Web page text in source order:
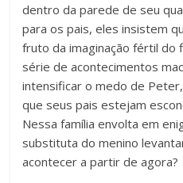
dentro da parede de seu
para os pais, eles insistem
fruto da imaginação fértil do
série de acontecimentos
intensificar o medo de
que seus pais estejam
Nessa família envolta em
substituta do menino
acontecer a partir de agora?